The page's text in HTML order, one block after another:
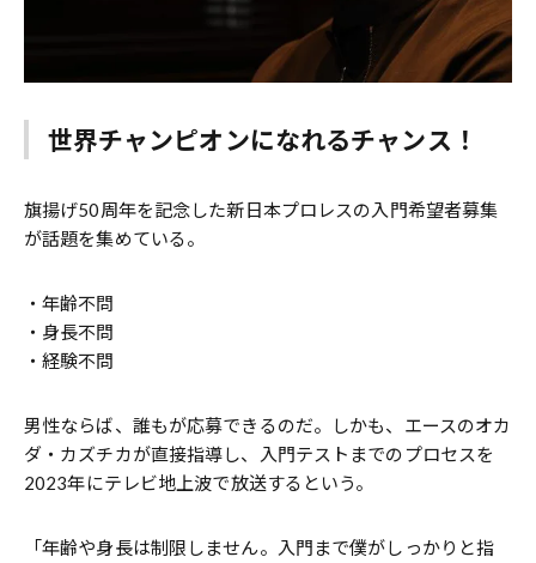
世界チャンピオンになれるチャンス！
旗揚げ50周年を記念した新日本プロレスの入門希望者募集
が話題を集めている。
・年齢不問
・身長不問
・経験不問
男性ならば、誰もが応募できるのだ。しかも、エースのオカ
ダ・カズチカが直接指導し、入門テストまでのプロセスを
2023年にテレビ地上波で放送するという。
「年齢や身長は制限しません。入門まで僕がしっかりと指